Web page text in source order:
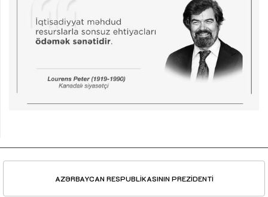
AZƏRBAYCAN RESPUBLİKASININ PREZİDENTİ